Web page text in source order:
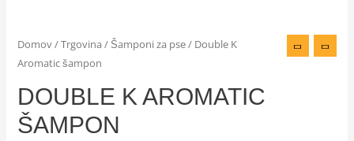
Domov/Trgovina / Šamponi za pse/ Double K
Aromatic šampon
DOUBLE K AROMATIC
ŠAMPON